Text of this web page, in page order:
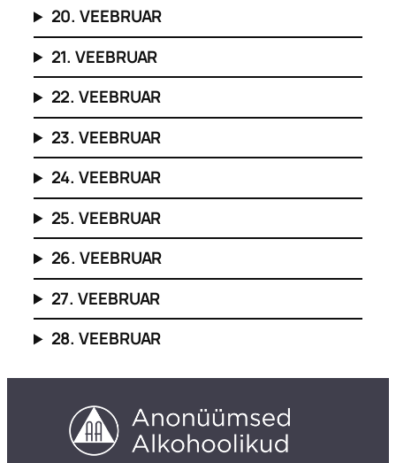
20. VEEBRUAR
21. VEEBRUAR
22. VEEBRUAR
23. VEEBRUAR
24. VEEBRUAR
25. VEEBRUAR
26. VEEBRUAR
27. VEEBRUAR
28. VEEBRUAR